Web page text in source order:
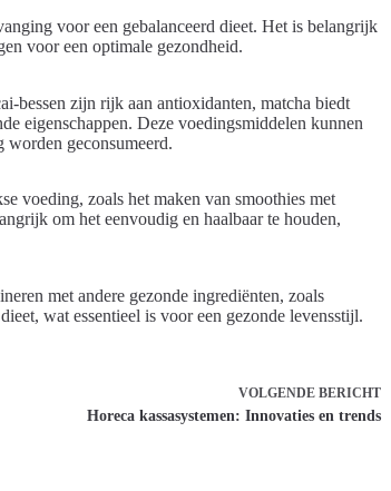
voor een gebalanceerd dieet. Het is belangrijk
voor een optimale gezondheid.
bessen zijn rijk aan antioxidanten, matcha biedt
eigenschappen. Deze voedingsmiddelen kunnen
worden geconsumeerd.
voeding, zoals het maken van smoothies met
om het eenvoudig en haalbaar te houden,
met andere gezonde ingrediënten, zoals
wat essentieel is voor een gezonde levensstijl.
VOLGENDEBERICHT
Horeca kassasystemen: Innovaties en trends